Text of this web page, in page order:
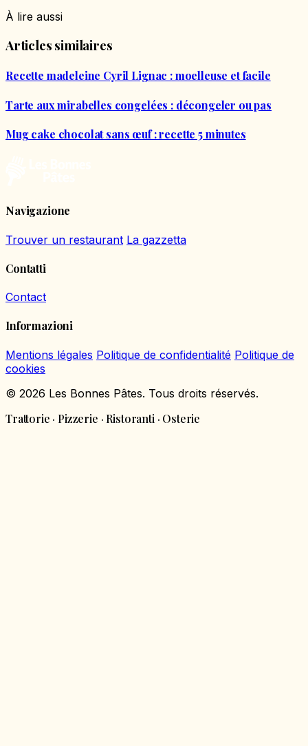
À lire aussi
Articles similaires
Recette madeleine Cyril Lignac : moelleuse et facile
Tarte aux mirabelles congelées : décongeler ou pas
Mug cake chocolat sans œuf : recette 5 minutes
Navigazione
Trouver un restaurant La gazzetta
Contatti
Contact
Informazioni
Mentions légales Politique de confidentialité Politique de
cookies
© 2026 Les Bonnes Pâtes. Tous droits réservés.
Trattorie · Pizzerie · Ristoranti · Osterie